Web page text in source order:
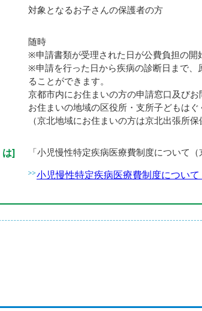
対象となるお子さんの保護者の方
随時
※申請書類が受理された日が公費負担の開
※申請を行った日から疾病の診断日まで、
ることができます。
京都市内にお住まいの方の申請窓口及びお
お住まいの地域の区役所・支所子どもはぐ
（京北地域にお住まいの方は京北出張所保
は] 「小児慢性特定疾病医療費制度について
小児慢性特定疾病医療費制度について